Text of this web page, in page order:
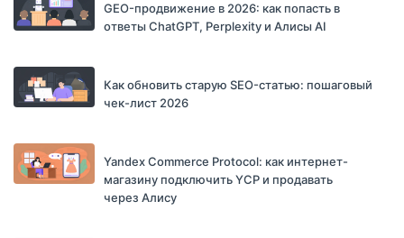
GEO-продвижение в 2026: как попасть в
ответы ChatGPT, Perplexity и Алисы AI
Как обновить старую SEO-статью: пошаговый
чек-лист 2026
Yandex Commerce Protocol: как интернет-
магазину подключить YCP и продавать
через Алису